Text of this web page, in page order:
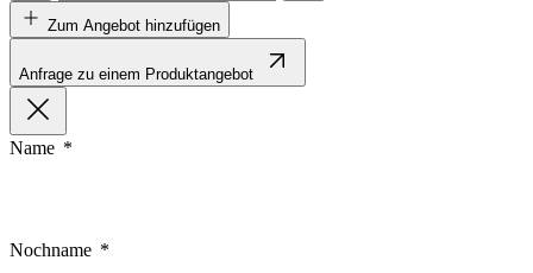
Zum Angebot hinzufügen
Anfrage zu einem Produktangebot
Name
Nochname